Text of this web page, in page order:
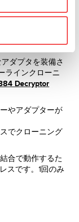
によって広げ
ì®80ビットト
向上させます.
ダプタを装備さ
ラインクローニ
Decryptor
やアダプターが
でクローニング
合で動作するた
スです。1回のみ